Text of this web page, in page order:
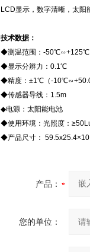
LCD显示，数字清晰，太阳
技术数据：
◆测温范围：-50℃∽+125℃
◆显示分辨力：0.1℃
◆精度：±1℃（-
◆传感器导线：1.5m
◆电源：太阳能电池
◆使用环境：光照度：
◆产品尺寸：
产品：
您的单位：